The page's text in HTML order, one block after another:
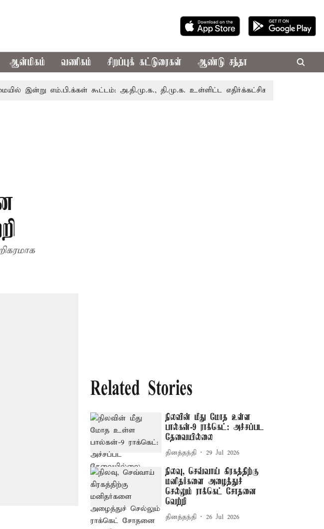
ஆன்மிகம் வணிகம் சிறப்புக் கட்டுரைகள் ஆண்டு சந்தா
எம்.பி.க்கள் கூட்டம்: அ.தி.மு.க., தி.மு.க. உள்ளிட்ட எதிர்க்கட்சிகள் புறக்கணிப்பு
Related Stories
நிலவின் மீது மோத உள்ள
பால்கன்-9 ராக்கெட்: அச்சப்பட
தேவையில்லை
தினத்தந்தி 29 Jul 2026
நிலவு, செவ்வாய் கிரகத்திற்கு
மனிதர்களை அழைத்துச்
செல்லும் ராக்கெட் சோதனை
வெற்றி
தினத்தந்தி 26 Jul 2026